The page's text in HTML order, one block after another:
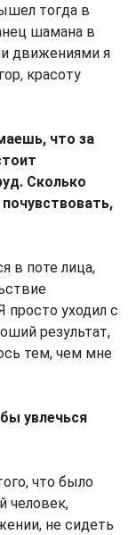
тогда в
шамана в
движениями я
красоту
что за
Сколько
в поте лица,
просто уходил с
результат,
тем, чем мне
увлечься
что было
человек,
не сидеть